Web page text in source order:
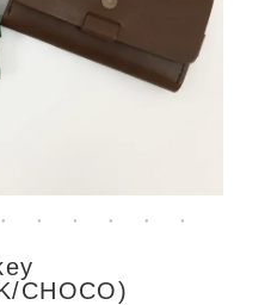
CHOCO)